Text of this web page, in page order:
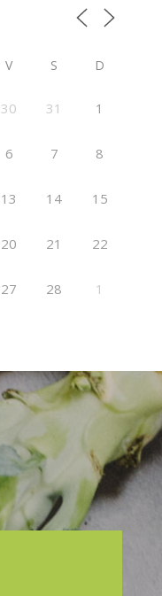
V S D
30 31 1
6 7 8
13 14 15
20 21 22
27 28 1